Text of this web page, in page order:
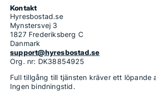
Kontakt
Hyresbostad.se
Mynstersvej 3
1827 Frederiksberg C
Danmark
support@hyresbostad.se
Org. nr: DK38854925
Full tillgång till tjänsten kräver ett löpande
Ingen bindningstid.